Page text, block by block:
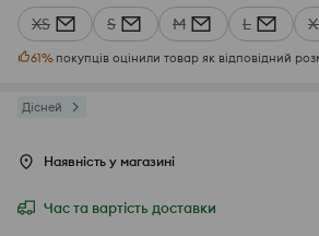
XS S M L
61% покупців оцінили товар як відповідний
Дісней
Наявність у магазині
Час та вартість доставки